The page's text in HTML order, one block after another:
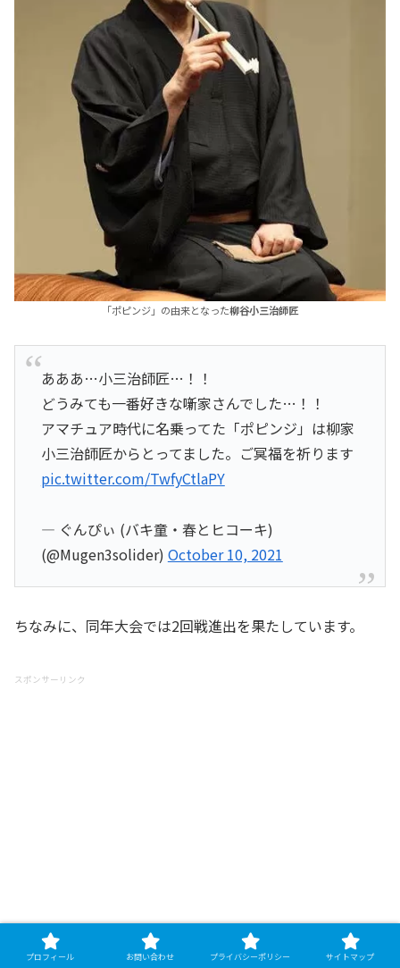
「ポピンジ」の由来となった柳谷小三治師匠
あああ…小三治師匠…！！
どうみても一番好きな噺家さんでした…！！
アマチュア時代に名乗ってた「ポピンジ」は柳家
小三治師匠からとってました。ご冥福を祈ります
pic.twitter.com/TwfyCtlaPY
— ぐんぴぃ (バキ童・春とヒコーキ)
(@Mugen3solider) October 10, 2021
ちなみに、同年大会では2回戦進出を果たしています。
スポンサーリンク
プロフィール お問い合わせ プライバシーポリシー サイトマップ